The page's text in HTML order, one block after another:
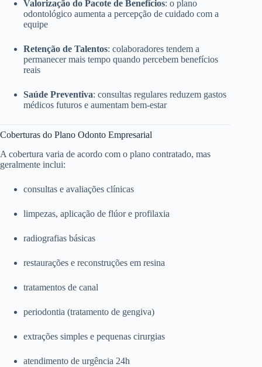
Valorização do Pacote de Benefícios: o plano
odontológico aumenta a percepção de cuidado com a
equipe
Retenção de Talentos: colaboradores tendem a
permanecer mais tempo quando percebem benefícios
reais
Saúde Preventiva: consultas regulares reduzem gastos
médicos futuros e aumentam bem-estar
Coberturas do Plano Odonto Empresarial
A cobertura varia de acordo com o plano contratado, mas
geralmente inclui:
consultas e avaliações clínicas
limpezas, aplicação de flúor e profilaxia
radiografias básicas
restaurações e reconstruções em resina
tratamentos de canal
periodontia (tratamento de gengiva)
extrações simples e pequenas cirurgias
atendimento de urgência 24h